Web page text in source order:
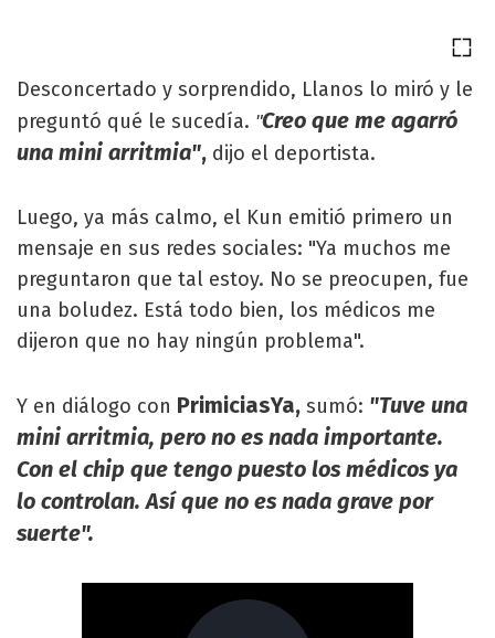
Desconcertado y sorprendido, Llanos lo miró y le
preguntó qué le sucedía. "Creo que me agarró
una mini arritmia", dijo el deportista.
Luego, ya más calmo, el Kun emitió primero un
mensaje en sus redes sociales: "Ya muchos me
preguntaron que tal estoy. No se preocupen, fue
una boludez. Está todo bien, los médicos me
dijeron que no hay ningún problema".
Y en diálogo con PrimiciasYa, sumó: "Tuve una
mini arritmia, pero no es nada importante.
Con el chip que tengo puesto los médicos ya
lo controlan. Así que no es nada grave por
suerte".